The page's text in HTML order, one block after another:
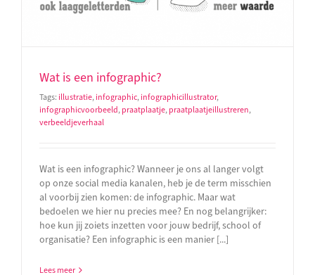
Wat is een infographic?
Tags: illustratie,infographic,infographicillustrator,
infographicvoorbeeld,praatplaatje,praatplaatjeillustreren,
verbeeldjeverhaal
Wat is een infographic? Wanneer je ons al langer volgt
op onze social media kanalen, heb je de term misschien
al voorbij zien komen: de infographic. Maar wat
bedoelen we hier nu precies mee? En nog belangrijker:
hoe kun jij zoiets inzetten voor jouw bedrijf, school of
organisatie? Een infographic is een manier [...]
Lees meer